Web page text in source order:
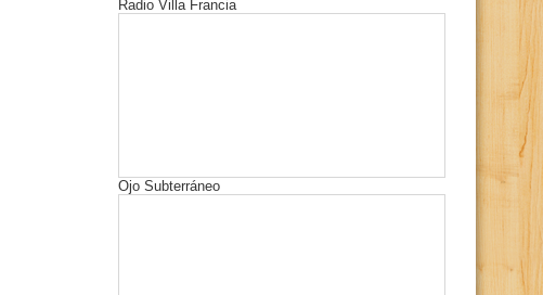
Radio Villa Francia
Ojo Subterráneo